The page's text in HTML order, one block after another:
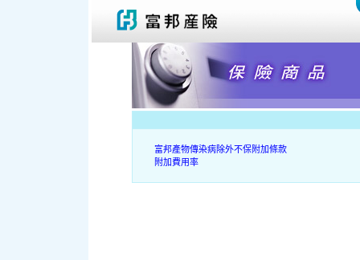
富邦產物傳染病除外不保附加條款
附加費用率